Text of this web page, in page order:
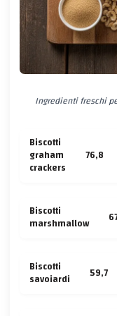
Ingredienti freschi
Biscotti
graham
crackers
76,8
Biscotti
marshmallow
Biscotti
savoiardi 59,7